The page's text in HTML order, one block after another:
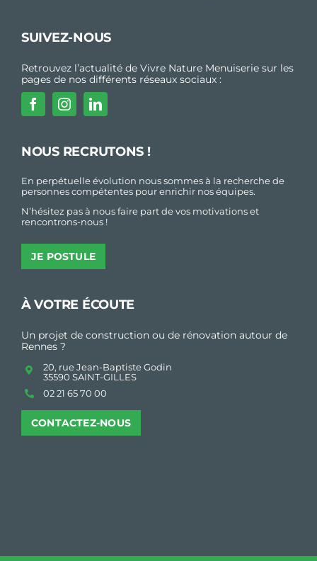
SUIVEZ-NOUS
Retrouvez l’actualité de Vivre Nature Menuiserie sur les
pages de nos différents réseaux sociaux :
NOUS RECRUTONS !
En perpétuelle évolution nous sommes à la recherche de
personnes compétentes pour enrichir nos équipes.
N’hésitez pas à nous faire part de vos motivations et
rencontrons-nous !
JE POSTULE
À VOTRE ÉCOUTE
Un projet de construction ou de rénovation autour de
Rennes ?
20, rue Jean-Baptiste Godin
35590 SAINT-GILLES
02 21 65 70 00
CONTACTEZ-NOUS